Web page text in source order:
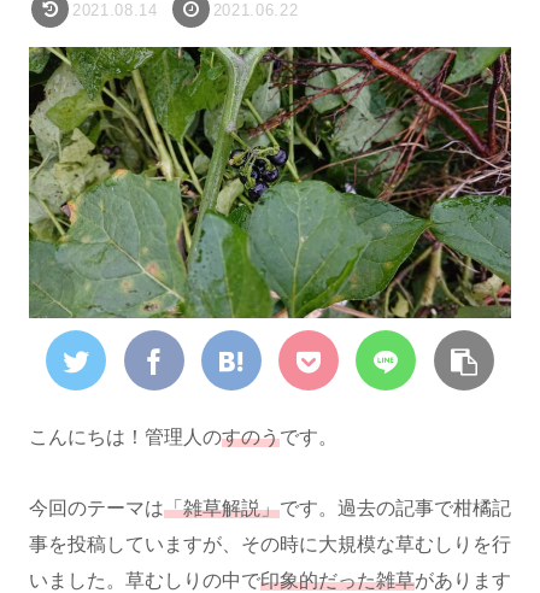
2021.08.14 2021.06.22
こんにちは！管理人のすのうです。
今回のテーマは「雑草解説」です。過去の記事で柑橘記
事を投稿していますが、その時に大規模な草むしりを行
いました。草むしりの中で印象的だった雑草があります